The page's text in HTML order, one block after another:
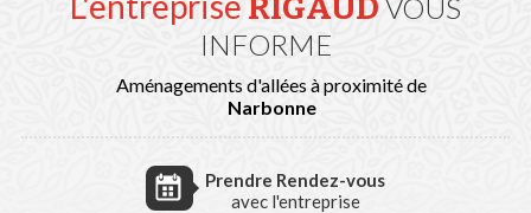
VOUS
INFORME
Aménagements d'allées à proximité de
Narbonne
Prendre Rendez-vous
avec l'entreprise